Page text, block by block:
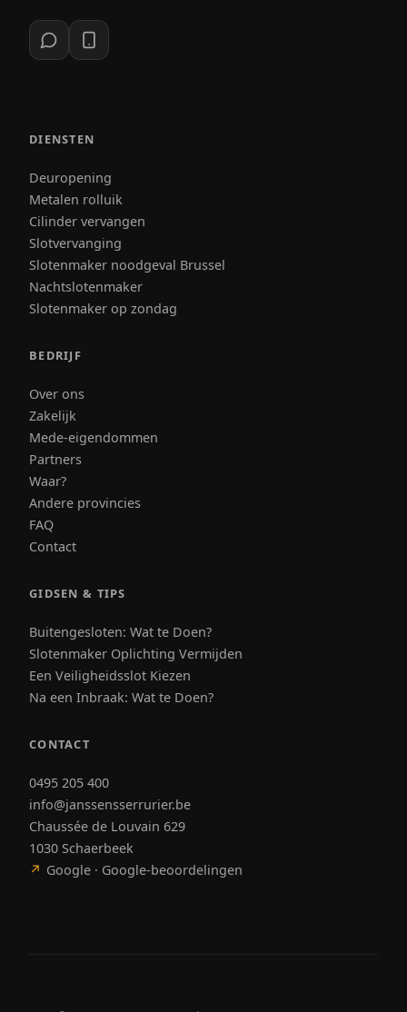
DIENSTEN
Deuropening
Metalen rolluik
Cilinder vervangen
Slotvervanging
Slotenmaker noodgeval Brussel
Nachtslotenmaker
Slotenmaker op zondag
BEDRIJF
Over ons
Zakelijk
Mede-eigendommen
Partners
Waar?
Andere provincies
FAQ
Contact
GIDSEN & TIPS
Buitengesloten: Wat te Doen?
Slotenmaker Oplichting Vermijden
Een Veiligheidsslot Kiezen
Na een Inbraak: Wat te Doen?
CONTACT
0495 205 400
info@janssensserrurier.be
Chaussée de Louvain 629
1030 Schaerbeek
↗ Google · Google-beoordelingen